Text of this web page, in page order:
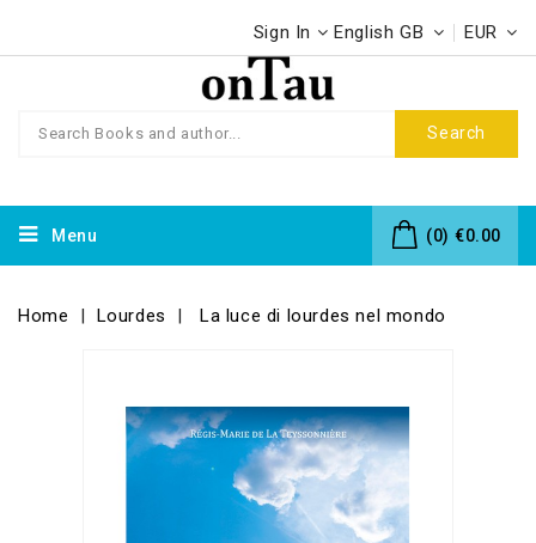
Sign In English GB EUR
Search
(0) €0.00
Menu
Home Lourdes La luce di lourdes nel mondo